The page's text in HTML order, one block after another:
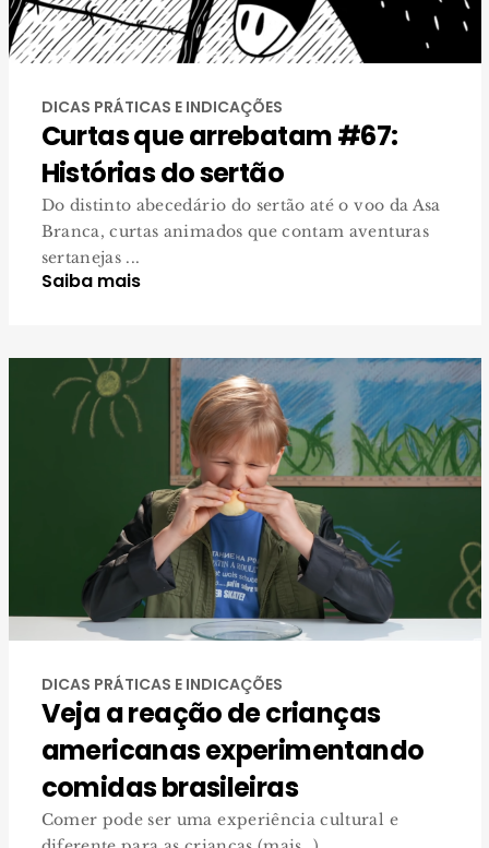
DICAS PRÁTICAS E INDICAÇÕES
Curtas que arrebatam #67:
Histórias do sertão
Do distinto abecedário do sertão até o voo da Asa
Branca, curtas animados que contam aventuras
sertanejas ...
Saiba mais
DICAS PRÁTICAS E INDICAÇÕES
Veja a reação de crianças
americanas experimentando
comidas brasileiras
Comer pode ser uma experiência cultural e